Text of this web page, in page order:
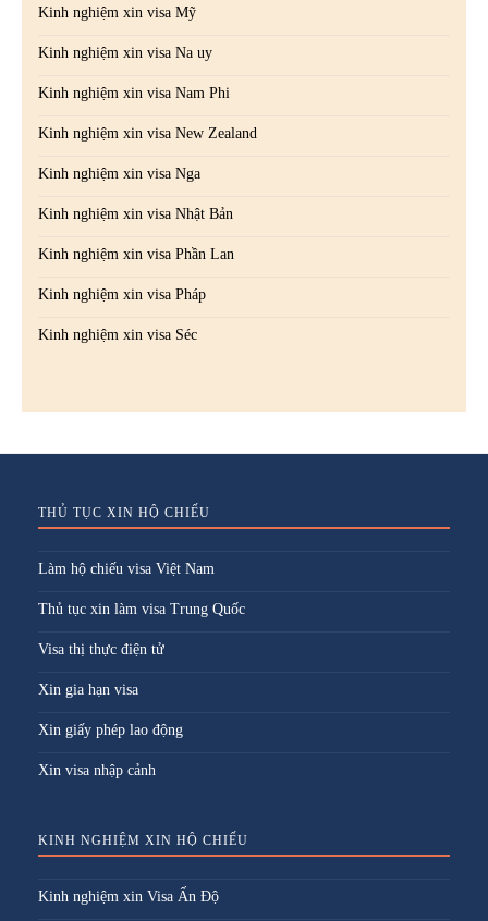
Kinh nghiệm xin visa Mỹ
Kinh nghiệm xin visa Na uy
Kinh nghiệm xin visa Nam Phi
Kinh nghiệm xin visa New Zealand
Kinh nghiệm xin visa Nga
Kinh nghiệm xin visa Nhật Bản
Kinh nghiệm xin visa Phần Lan
Kinh nghiệm xin visa Pháp
Kinh nghiệm xin visa Séc
THỦ TỤC XIN HỘ CHIẾU
Làm hộ chiếu visa Việt Nam
Thủ tục xin làm visa Trung Quốc
Visa thị thực điện tử
Xin gia hạn visa
Xin giấy phép lao động
Xin visa nhập cảnh
KINH NGHIỆM XIN HỘ CHIẾU
Kinh nghiệm xin Visa Ấn Độ